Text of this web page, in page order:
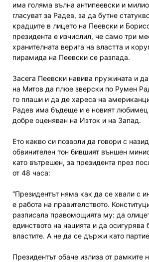
има голяма вълна антипеевски и
гласуват за Радев, за да бутне
крадците в лицето на Пеевски и
президента е изчислил, че само три
хранителната верига на властта и
пирамида на Пеевски се разпада.
Засега Пеевски навива пружината и
на Митов да плюе зверски по Румен
го плаши и да де хареса на
Радев има бъдеще и е новият
добре оценяван на Изток и на Запад.
Ето какво си позволи да говори с
обвинителен тон бившият външен
като вътрешен, за президента през
от 48 часа:
“Президентът няма как да се хвали с
е работа на правителството.
разписала правомощията му: да
единството на нацията и да
властите. А не да се държи като
Президентът обаче излиза от рамките